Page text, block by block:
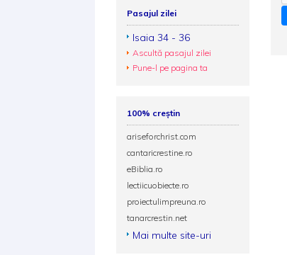
Pasajul zilei
Isaia 34 - 36
Ascultă pasajul zilei
Pune-l pe pagina ta
100% creștin
ariseforchrist.com
cantaricrestine.ro
eBiblia.ro
lectiicuobiecte.ro
proiectulimpreuna.ro
tanarcrestin.net
Mai multe site-uri